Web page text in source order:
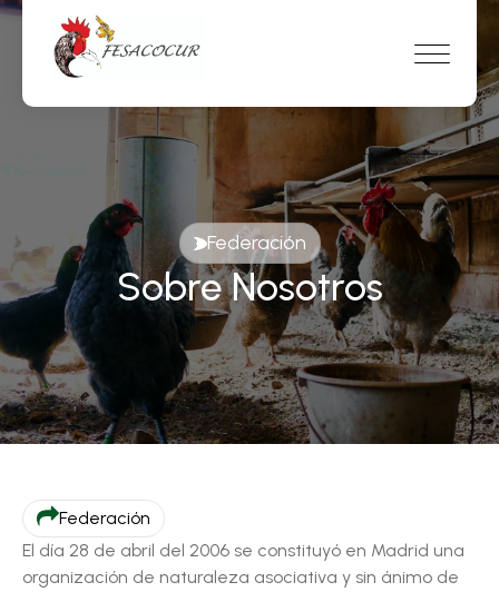
Federación
Sobre Nosotros
Federación
El día 28 de abril del 2006 se constituyó en Madrid una
organización de naturaleza asociativa y sin ánimo de